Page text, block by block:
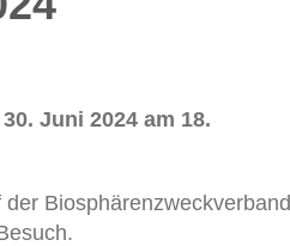
Juni 2024 am 18.
Biosphärenzweckverband